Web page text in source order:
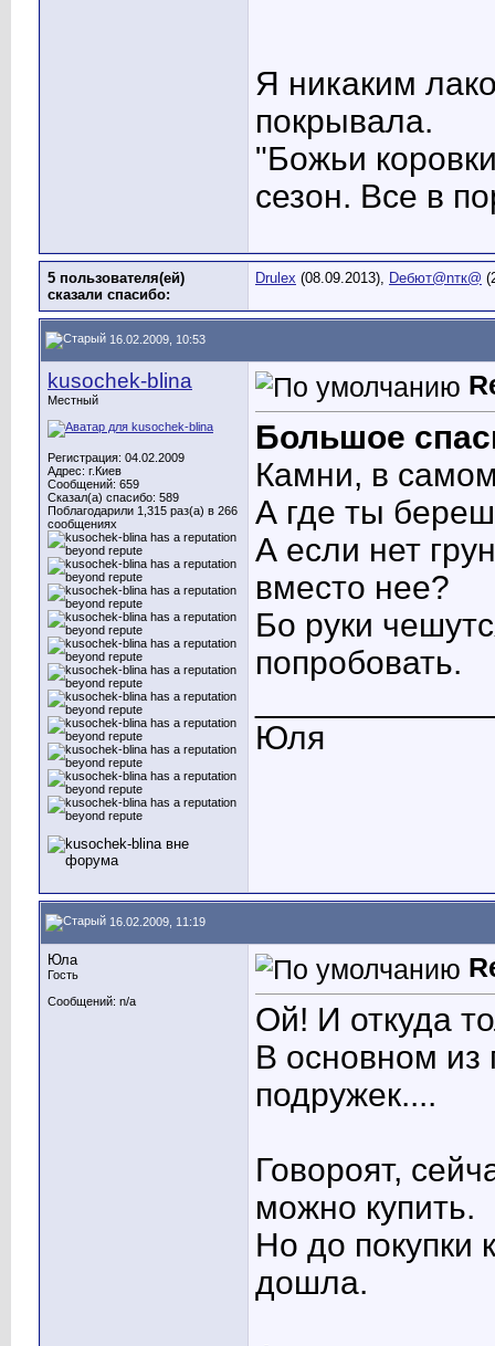
Я никаким
покрывала.
"Божьи
сезон. Все в
5 пользователя(ей)
сказали cпасибо:
Drulex (08.09.2013), Dебют@nтк@
16.02.2009, 10:53
kusochek-blina
Местный
Регистрация: 04.02.2009
Адрес: г.Киев
Сообщений: 659
Сказал(а) спасибо: 589
Поблагодарили 1,315 раз(а) в 266
сообщениях
Большое
Камни, в
А где ты
А если нет
вместо нее?
Бо руки
попробовать.
Юля
16.02.2009, 11:19
Юла
Гость
Сообщений: n/a
Ой! И откуда
В основном из
подружек....
Говороят,
можно купить.
Но до покупки
дошла.